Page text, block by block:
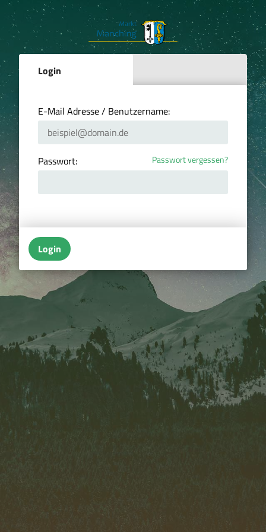
Login
E-Mail Adresse / Benutzername:
Passwort: Passwort vergessen?
Login